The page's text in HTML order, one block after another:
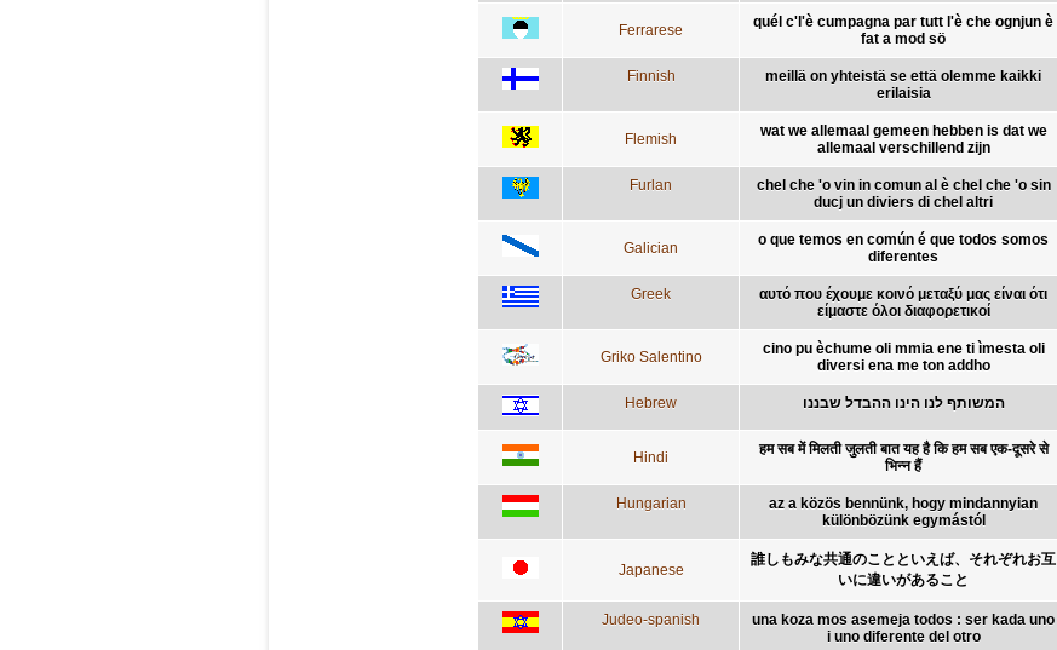
Ferrarese
quél c'l'è cumpagna par tutt l'è che ognjun è
fat a mod sö
Finnish
meillä on yhteistä se että olemme kaikki
erilaisia
Flemish
wat we allemaal gemeen hebben is dat we
allemaal verschillend zijn
Furlan
chel che 'o vin in comun al è chel che 'o sin
ducj un diviers di chel altri
Galician
o que temos en común é que todos somos
diferentes
Greek
αυτό που έχουμε κοινό μεταξύ μας είναι ότι
είμαστε όλοι διαφορετικοί
Griko Salentino
cino pu èchume oli mmia ene ti ìmesta oli
diversi ena me ton addho
Hebrew המשותף לנו הינו ההבדל שבננו
Hindi
हम सब में मिलती जुलती बात यह है कि हम सब एक-दूसरे से
भिन्न हैं
Hungarian
az a közös bennünk, hogy mindannyian
különbözünk egymástól
Japanese
誰しもみな共通のことといえば、それぞれお互
いに違いがあること
Judeo-spanish
una koza mos asemeja todos : ser kada uno
i uno diferente del otro